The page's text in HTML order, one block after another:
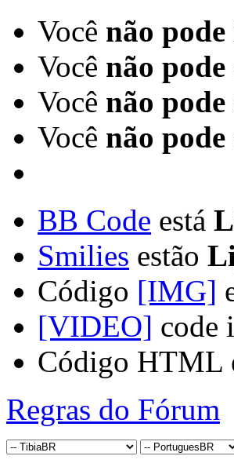
Você não pode
Você não pode
Você não pode
Você não pode
BB Code está
Smilies estão
Código [IMG]
[VIDEO] code
Código HTML
Regras do Fórum